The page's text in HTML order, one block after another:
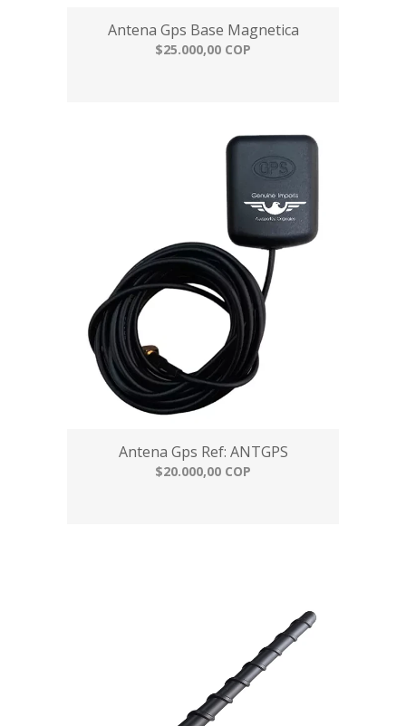
Antena Gps Base Magnetica
$25.000,00 COP
Antena Gps Ref: ANTGPS
$20.000,00 COP